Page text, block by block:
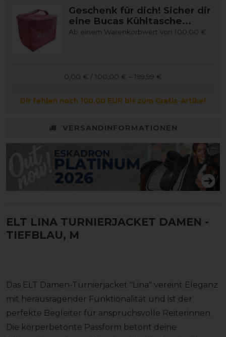
Geschenk für dich! Sicher dir
eine Bucas Kühltasche...
Ab einem Warenkorbwert von 100,00 €
0,00 € / 100,00 € – 199,99 €
Dir fehlen noch 100,00 EUR bis zum Gratis-Artikel
VERSANDINFORMATIONEN
ELT LINA TURNIERJACKET DAMEN -
TIEFBLAU, M
Das ELT Damen-Turnierjacket "Lina" vereint Eleganz
mit herausragender Funktionalität und ist der
perfekte Begleiter für anspruchsvolle Reiterinnen.
Die körperbetonte Passform betont deine